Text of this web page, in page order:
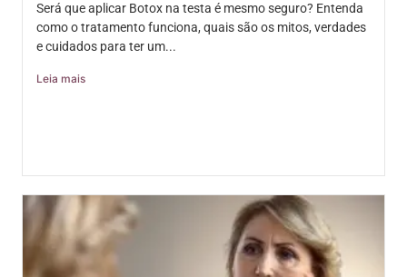
Será que aplicar Botox na testa é mesmo seguro? Entenda
como o tratamento funciona, quais são os mitos, verdades
e cuidados para ter um...
Leia mais